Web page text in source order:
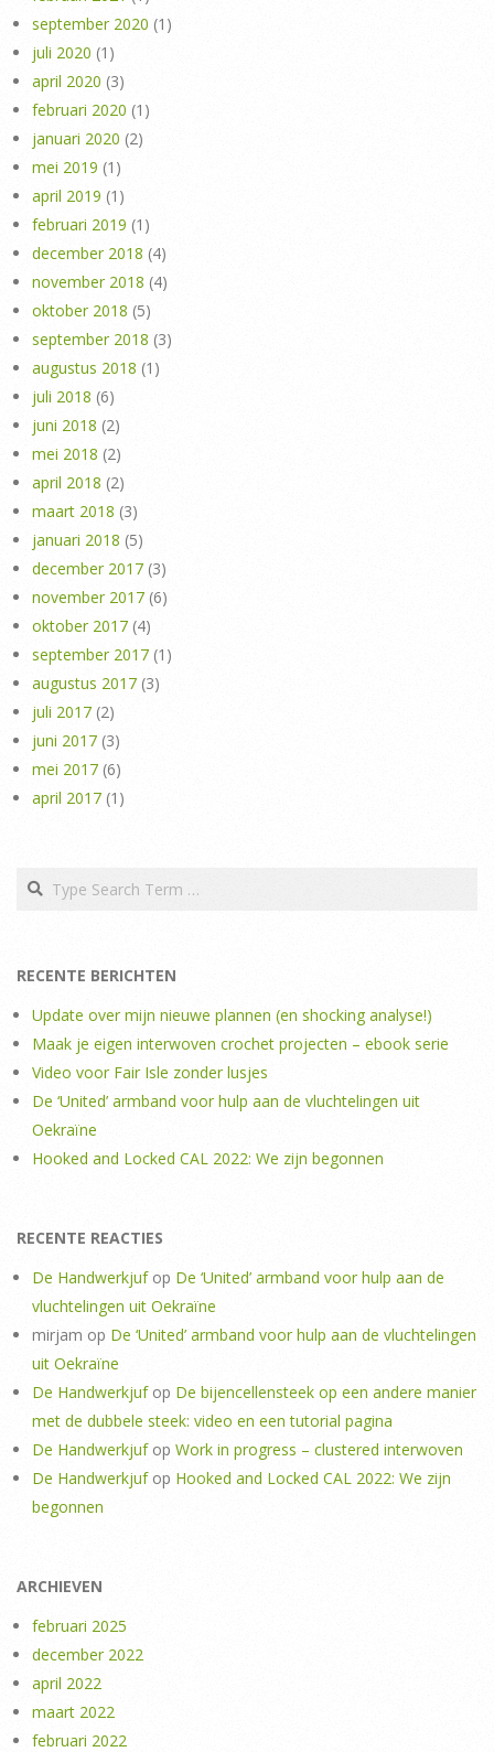
september 2020 (1)
juli 2020 (1)
april 2020 (3)
februari 2020 (1)
januari 2020 (2)
mei 2019 (1)
april 2019 (1)
februari 2019 (1)
december 2018 (4)
november 2018 (4)
oktober 2018 (5)
september 2018 (3)
augustus 2018 (1)
juli 2018 (6)
juni 2018 (2)
mei 2018 (2)
april 2018 (2)
maart 2018 (3)
januari 2018 (5)
december 2017 (3)
november 2017 (6)
oktober 2017 (4)
september 2017 (1)
augustus 2017 (3)
juli 2017 (2)
juni 2017 (3)
mei 2017 (6)
april 2017 (1)
Search
RECENTE BERICHTEN
Update over mijn nieuwe plannen (en shocking analyse!)
Maak je eigen interwoven crochet projecten – ebook serie
Video voor Fair Isle zonder lusjes
De ‘United’ armband voor hulp aan de vluchtelingen uit
Oekraïne
Hooked and Locked CAL 2022: We zijn begonnen
RECENTE REACTIES
De Handwerkjufop De ‘United’ armband voor hulp aan de
vluchtelingen uit Oekraïne
mirjam op De ‘United’ armband voor hulp aan de vluchtelingen
uit Oekraïne
De Handwerkjufop De bijencellensteek op een andere manier
met de dubbele steek: video en een tutorial pagina
De Handwerkjufop Work in progress – clustered interwoven
De Handwerkjufop Hooked and Locked CAL 2022: We zijn
begonnen
ARCHIEVEN
februari 2025
december 2022
april 2022
maart 2022
februari 2022